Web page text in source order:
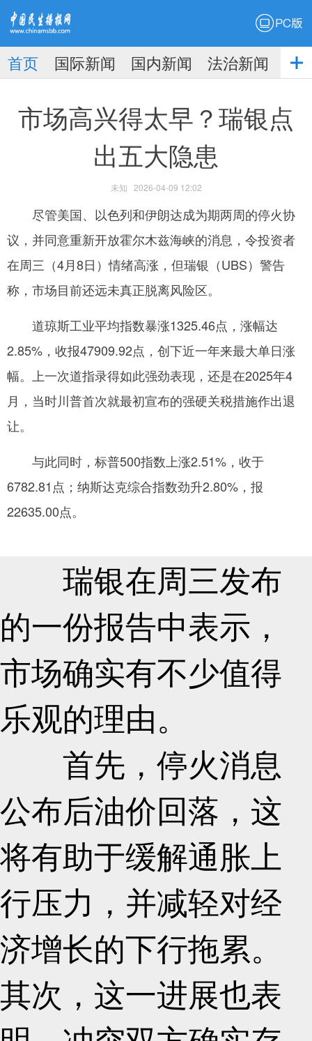
播
报
网
首页 国际新闻 国内新闻 法治新闻
社
市场高兴得太早？瑞银点
出五大隐患
未知 2026-04-09 12:02
尽管美国、以色列和伊朗达成为期两周的停火协
议，并同意重新开放霍尔木兹海峡的消息，令投资者
在周三（4月8日）情绪高涨，但瑞银（UBS）警告
称，市场目前还远未真正脱离风险区。
道琼斯工业平均指数暴涨1325.46点，涨幅达
2.85%，收报47909.92点，创下近一年来最大单日涨
幅。上一次道指录得如此强劲表现，还是在2025年4
月，当时川普首次就最初宣布的强硬关税措施作出退
让。
与此同时，标普500指数上涨2.51%，收于
6782.81点；纳斯达克综合指数劲升2.80%，报
22635.00点。
瑞银在周三发布
的一份报告中表示，
市场确实有不少值得
乐观的理由。
首先，停火消息
公布后油价回落，这
将有助于缓解通胀上
行压力，并减轻对经
济增长的下行拖累。
其次，这一进展也表